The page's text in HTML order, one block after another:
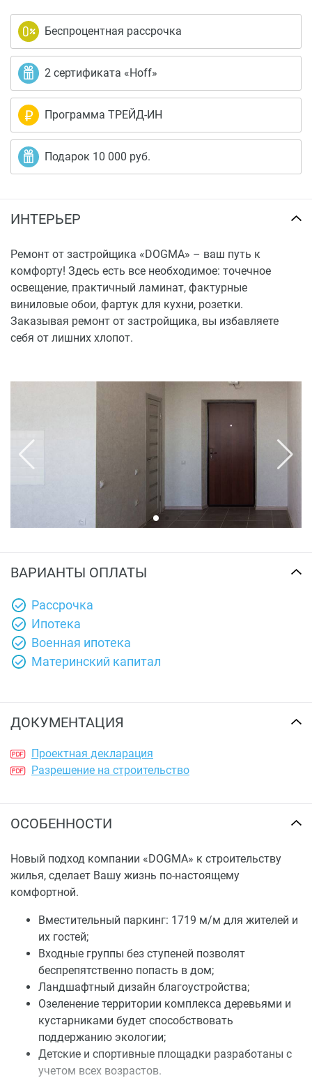
Беспроцентная рассрочка
2 сертификата «Hoff»
Программа ТРЕЙД-ИН
Подарок 10 000 руб.
ИНТЕРЬЕР
Ремонт от застройщика «DOGMA» – ваш путь к
комфорту! Здесь есть все необходимое: точечное
освещение, практичный ламинат, фактурные
виниловые обои, фартук для кухни, розетки.
Заказывая ремонт от застройщика, вы избавляете
себя от лишних хлопот.
ВАРИАНТЫ ОПЛАТЫ
Рассрочка
Ипотека
Военная ипотека
Материнский капитал
ДОКУМЕНТАЦИЯ
Проектная декларация
Разрешение на строительство
ОСОБЕННОСТИ
Новый подход компании «DOGMA» к строительству
жилья, сделает Вашу жизнь по-настоящему
комфортной.
Вместительный паркинг: 1719 м/м для жителей и
их гостей;
Входные группы без ступеней позволят
беспрепятственно попасть в дом;
Ландшафтный дизайн благоустройства;
Озеленение территории комплекса деревьями и
кустарниками будет способствовать
поддержанию экологии;
Детские и спортивные площадки разработаны с
учетом всех возрастов.